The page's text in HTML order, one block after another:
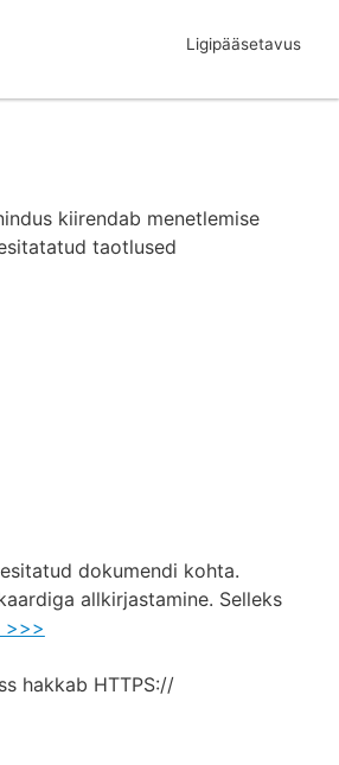
Ligipääsetavus
kiirendab menetlemise
taotlused
dokumendi kohta.
allkirjastamine. Selleks
>>>
hakkab HTTPS://